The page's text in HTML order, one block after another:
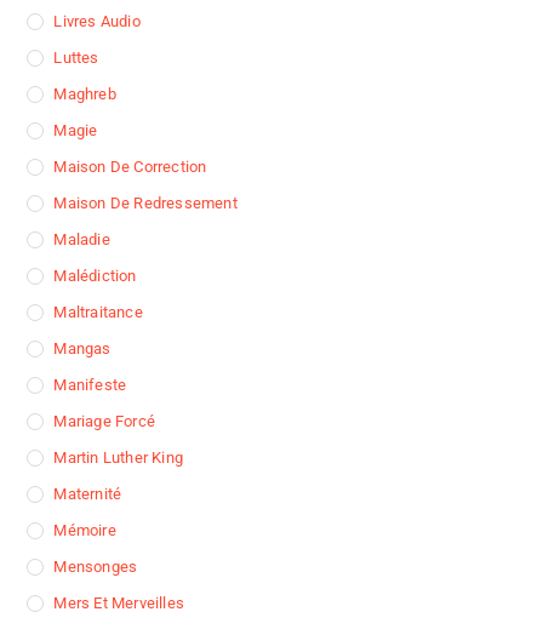
Livres Audio
Luttes
Maghreb
Magie
Maison De Correction
Maison De Redressement
Maladie
Malédiction
Maltraitance
Mangas
Manifeste
Mariage Forcé
Martin Luther King
Maternité
Mémoire
Mensonges
Mers Et Merveilles